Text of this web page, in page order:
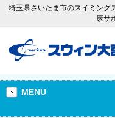
埼玉県さいたま市のスイミング
康サ
MENU